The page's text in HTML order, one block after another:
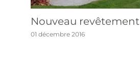
Nouveau revêtement
01 décembre 2016